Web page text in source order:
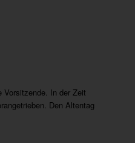
Vorsitzende. In der Zeit
Den Altentag